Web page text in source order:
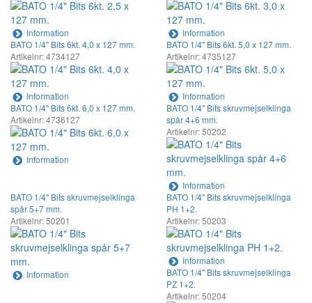
Information
Information
BATO 1/4" Bits 6kt. 4,0 x 127 mm.
Artikelnr: 4734127
Information
BATO 1/4" Bits 6kt. 5,0 x 127 mm.
Artikelnr: 4735127
Information
BATO 1/4" Bits 6kt. 6,0 x 127 mm.
Artikelnr: 4736127
Information
BATO 1/4" Bits skruvmejselklinga
spår 4+6 mm.
Artikelnr: 50202
Information
BATO 1/4" Bits skruvmejselklinga
spår 5+7 mm.
Artikelnr: 50201
Information
BATO 1/4" Bits skruvmejselklinga
PH 1+2.
Artikelnr: 50203
Information
BATO 1/4" Bits skruvmejselklinga
PZ 1+2.
Artikelnr: 50204